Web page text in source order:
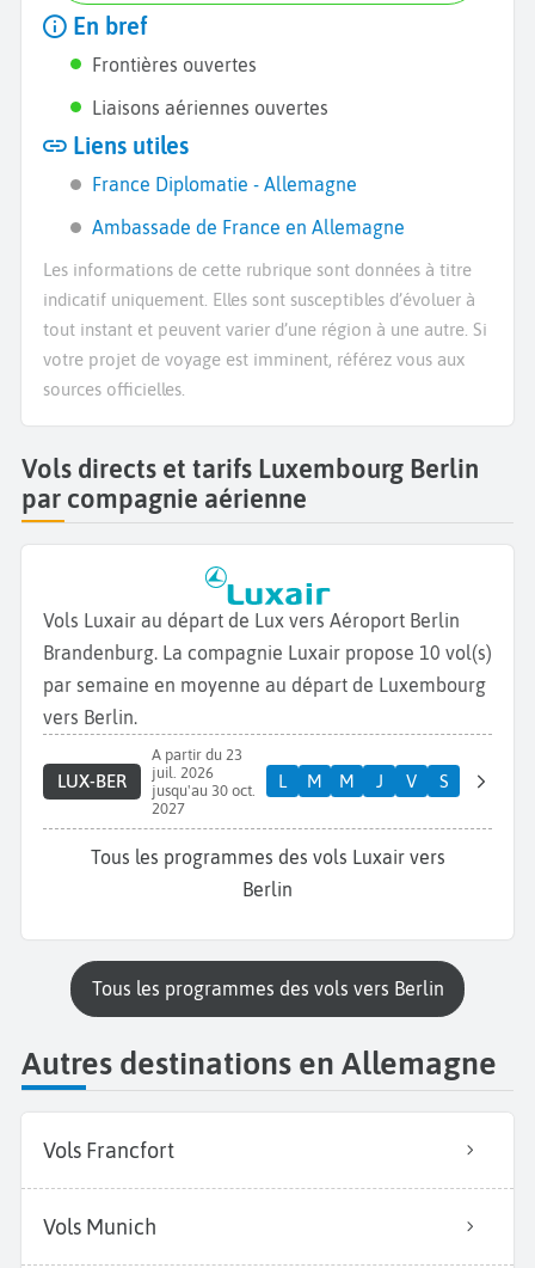
En bref
Frontières ouvertes
Liaisons aériennes ouvertes
Liens utiles
France Diplomatie - Allemagne
Ambassade de France en Allemagne
Les informations de cette rubrique sont données à titre
indicatif uniquement. Elles sont susceptibles d’évoluer à
tout instant et peuvent varier d’une région à une autre. Si
votre projet de voyage est imminent, référez vous aux
sources officielles.
Vols directs et tarifs Luxembourg Berlin
par compagnie aérienne
Vols Luxair au départ de Lux vers Aéroport Berlin
Brandenburg. La compagnie Luxair propose 10 vol(s)
par semaine en moyenne au départ de Luxembourg
vers Berlin.
LUX-BER
A partir du 23
juil. 2026
jusqu'au 30 oct.
2027
L M M J V S
Tous les programmes des vols Luxair vers
Berlin
Tous les programmes des vols vers Berlin
Autres destinations en Allemagne
Vols Francfort
Vols Munich